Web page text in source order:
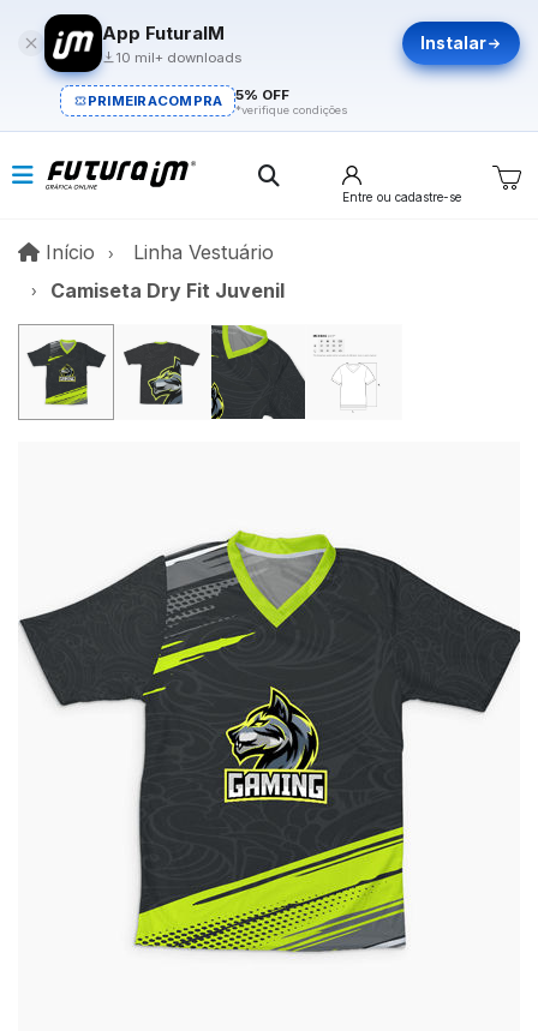
App FuturaIM
10 mil+ downloads
Instalar
PRIMEIRACOMPRA 5% OFF
*verifique condições
Entre ou cadastre-se
Início InícioLinha Vestuário
Camiseta Dry Fit Juvenil